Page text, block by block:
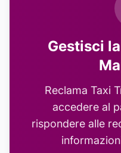
Gestisci
Reclama Taxi
accedere al
rispondere alle